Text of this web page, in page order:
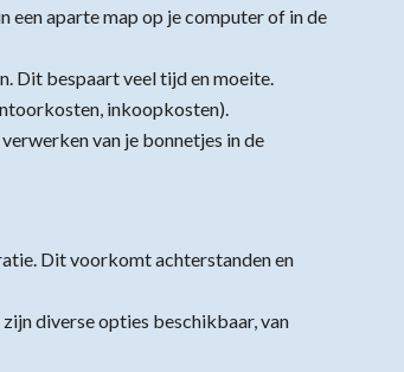
een aparte map op je computer of in de
Dit bespaart veel tijd en moeite.
inkoopkosten).
van je bonnetjes in de
Dit voorkomt achterstanden en
diverse opties beschikbaar, van